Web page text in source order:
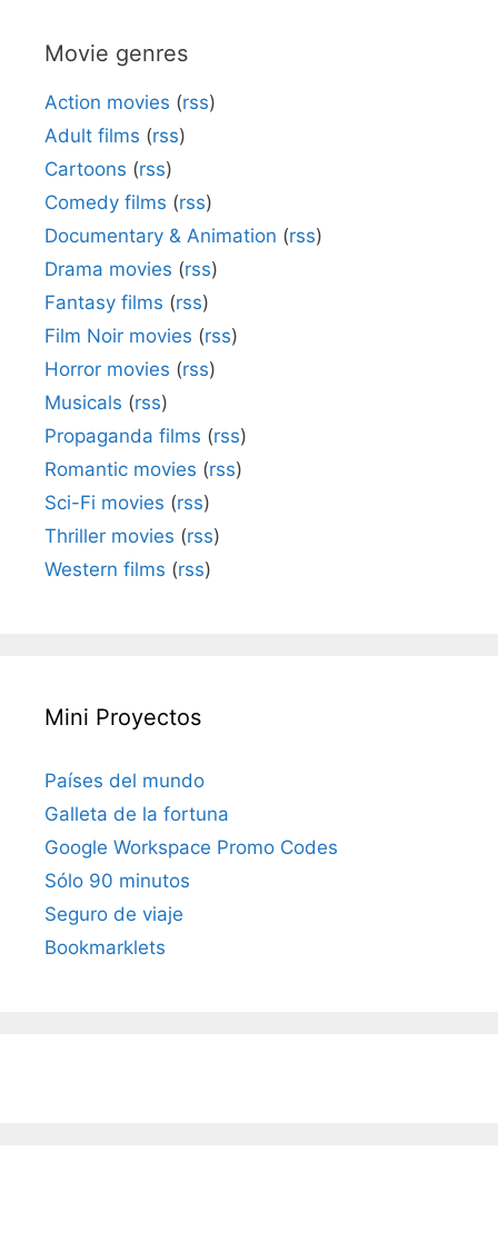
Movie genres
Action movies (rss)
Adult films (rss)
Cartoons (rss)
Comedy films (rss)
Documentary & Animation (rss)
Drama movies (rss)
Fantasy films (rss)
Film Noir movies (rss)
Horror movies (rss)
Musicals (rss)
Propaganda films (rss)
Romantic movies (rss)
Sci-Fi movies (rss)
Thriller movies (rss)
Western films (rss)
Mini Proyectos
Países del mundo
Galleta de la fortuna
Google Workspace Promo Codes
Sólo 90 minutos
Seguro de viaje
Bookmarklets